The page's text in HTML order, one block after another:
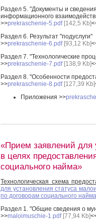
Раздел 5. "Документы и
информационного
>>prekraschenie-5.pdf[142,5 Kb]
Раздел 6. Результат "подуслуги"
>>prekraschenie-6.pdf[93,12 Kb]
Раздел 7. "Технологические
>>prekraschenie-7.pdf[138,9 Kb]
Раздел 8. "Особенности
>>prekraschenie-8.pdf[127,39 Kb]
Приложения >>
«Прием заявлений для
в целях
социального найма»
Технологическая схема
для установления статуса
по договорам социального найма
Раздел 1. "Общие сведения о
>>maloimuschie-1.pdf[77,94 Kb]